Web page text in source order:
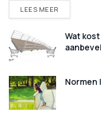
LEES MEER
Wat
Normen